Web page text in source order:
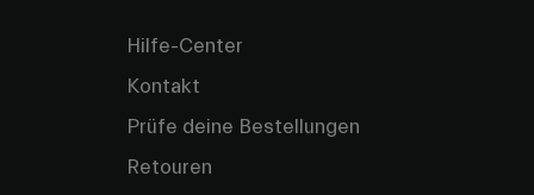
Hilfe-Center
Kontakt
Prüfe deine Bestellungen
Retouren